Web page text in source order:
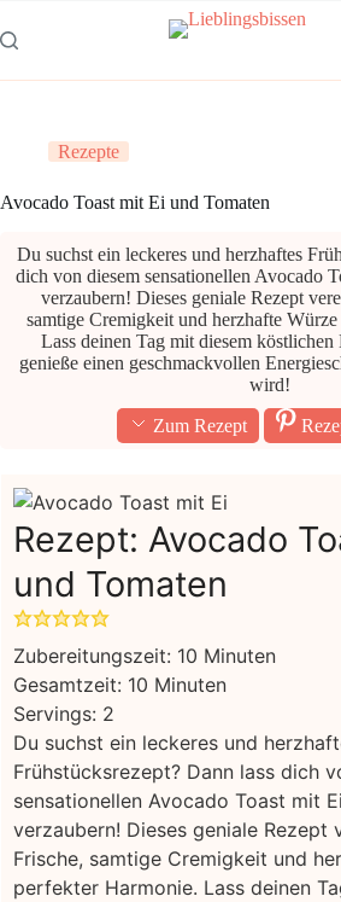
Inhalt
springen
Rezepte
Avocado Toast mit Ei und Tomaten
Du suchst ein leckeres und herzhaftes
dich von diesem sensationellen Avocado
verzaubern! Dieses geniale Rezept
samtige Cremigkeit und herzhafte
Lass deinen Tag mit diesem
genieße einen geschmackvollen
wird!
Zum Rezept
Rezept: Avocado
und Tomaten
Zubereitungszeit: 10 Minuten
Minuten
Gesamtzeit: 10 Minuten
Minuten
Servings: 2
Du suchst ein leckeres und
Frühstücksrezept? Dann lass dich
sensationellen Avocado Toast mit
verzaubern! Dieses geniale Rezept
Frische, samtige Cremigkeit und
perfekter Harmonie. Lass deinen